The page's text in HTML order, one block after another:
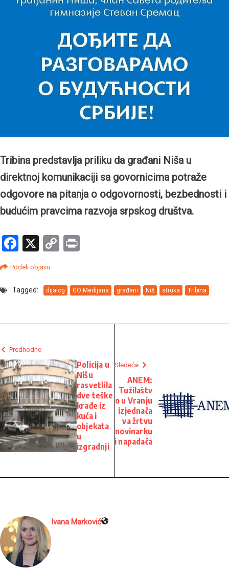
Tribina predstavlja priliku da građani Niša u
direktnoj komunikaciji sa govornicima potraže
odgovore na pitanja o odgovornosti, bezbednosti i
budućim pravcima razvoja srpskog društva.
Facebook
X
Copy
Podeli objavu
Tagged: dijalog GO Medijana građani Niš struka Tribina
Predhodno
Policija u
Nišu
rasvetlila
dve teške
krađe iz
kuća i
objekata
u
izgradnji
Sledeće
ANEM:
Tužilaštv
o u Vranju
izjednača
va žrtvu
novinarku
i napadača
Ivana Marković